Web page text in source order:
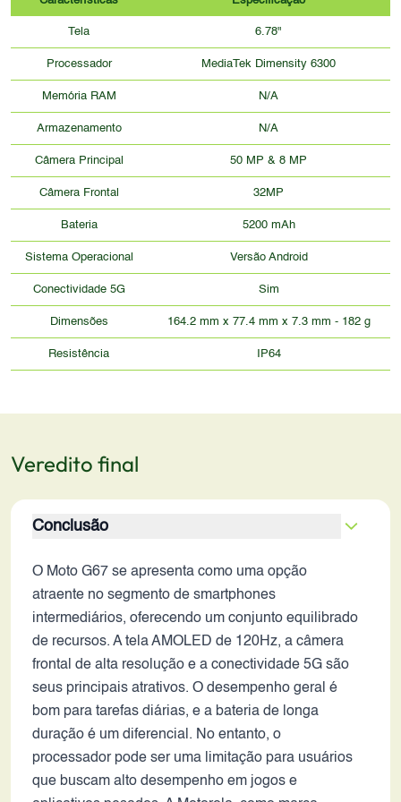
Tela 6.78"
Processador MediaTek Dimensity 6300
Memória RAM N/A
Armazenamento N/A
Câmera Principal 50 MP & 8 MP
Câmera Frontal 32MP
Bateria 5200 mAh
Sistema Operacional Versão Android
Conectividade 5G Sim
Dimensões 164.2 mm x 77.4 mm x 7.3 mm - 182 g
Resistência IP64
Veredito final
Conclusão
O Moto G67 se apresenta como uma opção
atraente no segmento de smartphones
intermediários, oferecendo um conjunto equilibrado
de recursos. A tela AMOLED de 120Hz, a câmera
frontal de alta resolução e a conectividade 5G são
seus principais atrativos. O desempenho geral é
bom para tarefas diárias, e a bateria de longa
duração é um diferencial. No entanto, o
processador pode ser uma limitação para usuários
que buscam alto desempenho em jogos e